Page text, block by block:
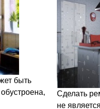
быть
Сделать
не